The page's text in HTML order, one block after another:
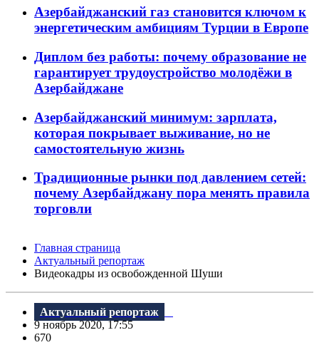
Азербайджанский газ становится ключом к
энергетическим амбициям Турции в Европе
Диплом без работы: почему образование не
гарантирует трудоустройство молодёжи в
Азербайджане
Азербайджанский минимум: зарплата,
которая покрывает выживание, но не
самостоятельную жизнь
Традиционные рынки под давлением сетей:
почему Азербайджану пора менять правила
торговли
Главная страница
Актуальный репортаж
Видеокадры из освобожденной Шуши
Актуальный репортаж
9 ноябрь 2020, 17:55
670